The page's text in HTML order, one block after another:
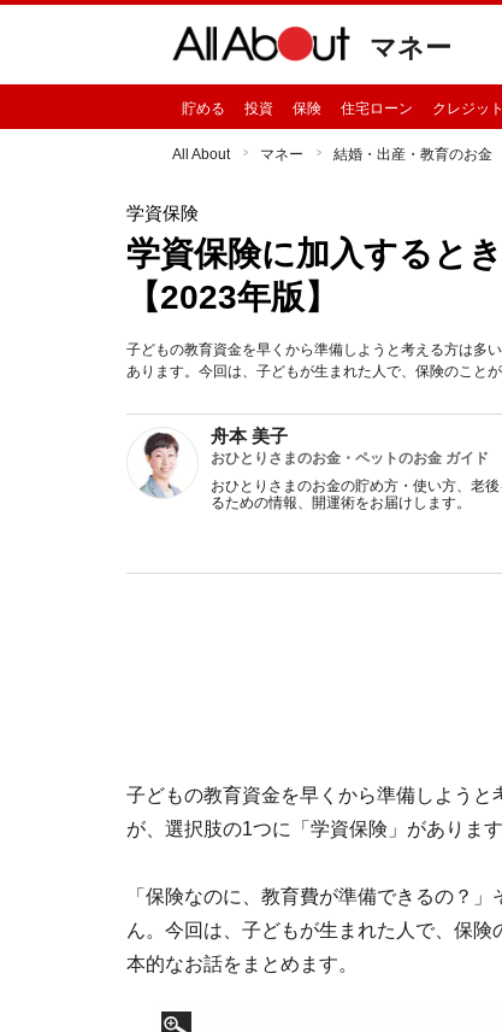
マネー
貯める 投資 保険 住宅ローン クレジッ
All About マネー 結婚・出産・教育のお金
学資保険
学資保険に加入すると
【2023年版】
子どもの教育資金を早くから準備しようと考える方は多
あります。今回は、子どもが生まれた人で、保険のこと
舟本 美子
おひとりさまのお金・ペットのお金 ガイド
おひとりさまのお金の貯め方・使い方、老
るための情報、開運術をお届けします。
子どもの教育資金を早くから準備しよう
が、選択肢の1つに「学資保険」があります
「保険なのに、教育費が準備できるの？
ん。今回は、子どもが生まれた人で、保
本的なお話をまとめます。